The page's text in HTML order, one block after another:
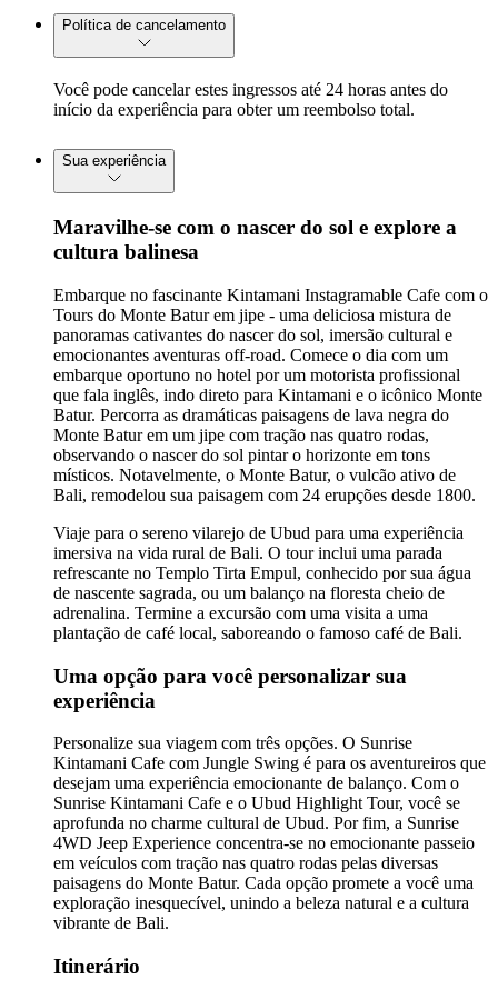
Política de cancelamento
Você pode cancelar estes ingressos até 24 horas antes do
início da experiência para obter um reembolso total.
Sua experiência
Maravilhe-se com o nascer do sol e explore a
cultura balinesa
Embarque no fascinante Kintamani Instagramable Cafe com o
Tours do Monte Batur em jipe - uma deliciosa mistura de
panoramas cativantes do nascer do sol, imersão cultural e
emocionantes aventuras off-road. Comece o dia com um
embarque oportuno no hotel por um motorista profissional
que fala inglês, indo direto para Kintamani e o icônico Monte
Batur. Percorra as dramáticas paisagens de lava negra do
Monte Batur em um jipe com tração nas quatro rodas,
observando o nascer do sol pintar o horizonte em tons
místicos. Notavelmente, o Monte Batur, o vulcão ativo de
Bali, remodelou sua paisagem com 24 erupções desde 1800.
Viaje para o sereno vilarejo de Ubud para uma experiência
imersiva na vida rural de Bali. O tour inclui uma parada
refrescante no Templo Tirta Empul, conhecido por sua água
de nascente sagrada, ou um balanço na floresta cheio de
adrenalina. Termine a excursão com uma visita a uma
plantação de café local, saboreando o famoso café de Bali.
Uma opção para você personalizar sua
experiência
Personalize sua viagem com três opções. O Sunrise
Kintamani Cafe com Jungle Swing é para os aventureiros que
desejam uma experiência emocionante de balanço. Com o
Sunrise Kintamani Cafe e o Ubud Highlight Tour, você se
aprofunda no charme cultural de Ubud. Por fim, a Sunrise
4WD Jeep Experience concentra-se no emocionante passeio
em veículos com tração nas quatro rodas pelas diversas
paisagens do Monte Batur. Cada opção promete a você uma
exploração inesquecível, unindo a beleza natural e a cultura
vibrante de Bali.
Itinerário